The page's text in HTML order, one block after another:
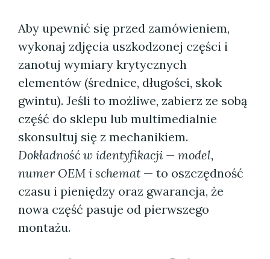
Aby upewnić się przed zamówieniem,
wykonaj zdjęcia uszkodzonej części i
zanotuj wymiary krytycznych
elementów (średnice, długości, skok
gwintu). Jeśli to możliwe, zabierz ze sobą
część do sklepu lub multimedialnie
skonsultuj się z mechanikiem.
Dokładność w identyfikacji — model,
numer OEM i schemat — to oszczędność
czasu i pieniędzy oraz gwarancja, że
nowa część pasuje od pierwszego
montażu.